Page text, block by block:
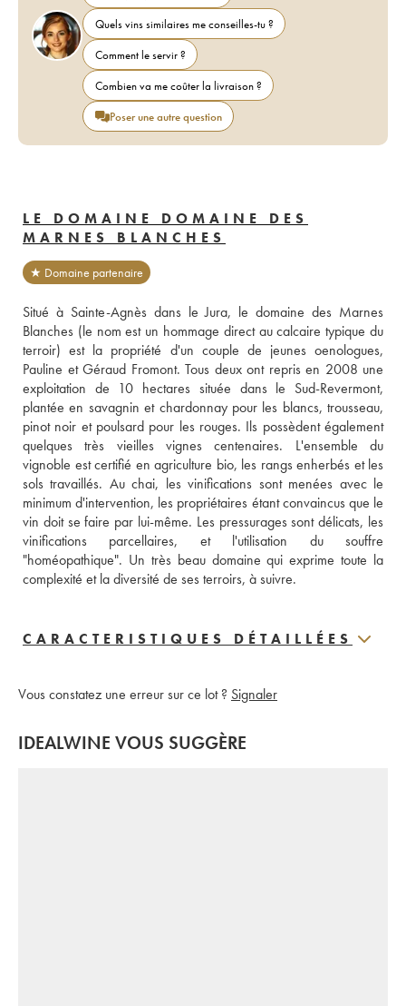
Quels vins similaires me conseilles-tu ?
Comment le servir ?
Combien va me coûter la livraison ?
Poser une autre question
LE DOMAINE DOMAINE DES
MARNES BLANCHES
★ Domaine partenaire
Situé à Sainte-Agnès dans le Jura, le domaine des Marnes
Blanches (le nom est un hommage direct au calcaire typique du
terroir) est la propriété d'un couple de jeunes oenologues,
Pauline et Géraud Fromont. Tous deux ont repris en 2008 une
exploitation de 10 hectares située dans le Sud-Revermont,
plantée en savagnin et chardonnay pour les blancs, trousseau,
pinot noir et poulsard pour les rouges. Ils possèdent également
quelques très vieilles vignes centenaires. L'ensemble du
vignoble est certifié en agriculture bio, les rangs enherbés et les
sols travaillés. Au chai, les vinifications sont menées avec le
minimum d'intervention, les propriétaires étant convaincus que le
vin doit se faire par lui-même. Les pressurages sont délicats, les
vinifications parcellaires, et l'utilisation du souffre
"homéopathique". Un très beau domaine qui exprime toute la
complexité et la diversité de ses terroirs, à suivre.
CARACTERISTIQUES DÉTAILLÉES
Vous constatez une erreur sur ce lot ? Signaler
IDEALWINE VOUS SUGGÈRE